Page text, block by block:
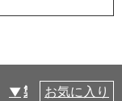
製品仕様
お気に入り